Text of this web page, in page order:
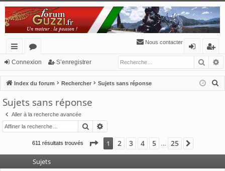
cc
ès
ra
pi
de
or
u
m
Nous contacter
n
ne
n
’e
nr
eg
Connexion S’enregistrer
Index du forum Rechercher Sujets sans réponse
Sujets sans réponse
Aller à la recherche avancée
Rechercher
611 résultats trouvés Page 1sur 25
1 2 3 4 5 25
Sujets